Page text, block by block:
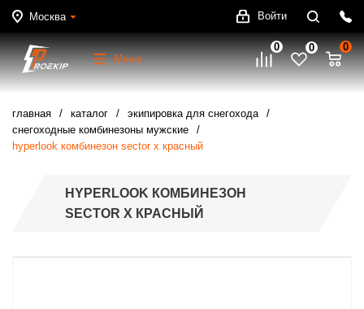
Москва Войти
Меню
0 0 0
главная каталог
экипировка для снегохода
снегоходные комбинезоны мужские
hyperlook комбинезон sector x красный
HYPERLOOK КОМБИНЕЗОН
SECTOR X КРАСНЫЙ